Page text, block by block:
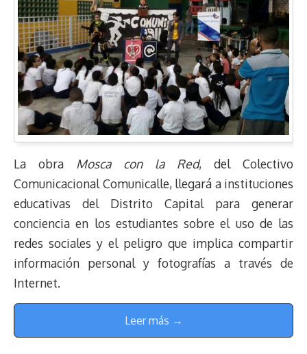
La obra Mosca con la Red, del Colectivo
Comunicacional Comunicalle, llegará a instituciones
educativas del Distrito Capital para generar
conciencia en los estudiantes sobre el uso de las
redes sociales y el peligro que implica compartir
información personal y fotografías a través de
Internet.
Leer más →